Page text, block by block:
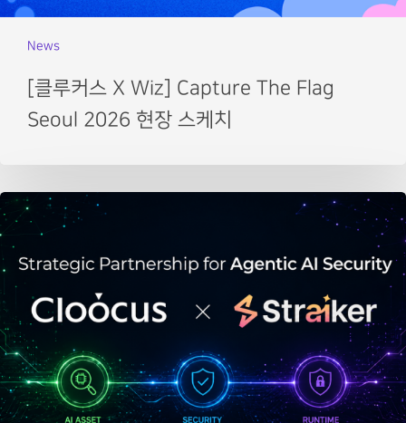
News
[클루커스 X Wiz] Capture The Flag
Seoul 2026 현장 스케치